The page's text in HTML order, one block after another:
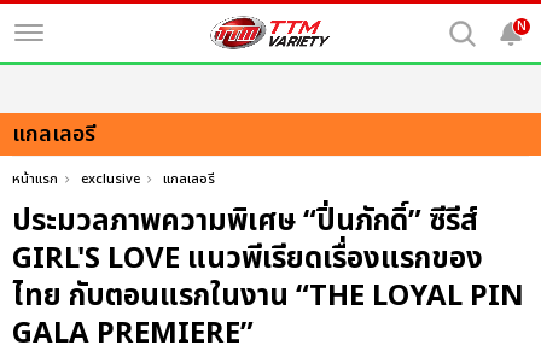
N
แกลเลอรี
หน้าแรก exclusive แกลเลอรี
ประมวลภาพความพิเศษ “ปิ่นภักดิ์” ซีรีส์
GIRL'S LOVE แนวพีเรียดเรื่องแรกของ
ไทย กับตอนแรกในงาน “THE LOYAL PIN
GALA PREMIERE”